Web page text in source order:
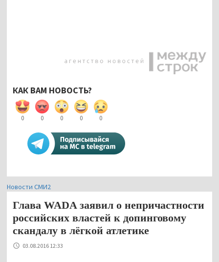
КАК ВАМ НОВОСТЬ?
0 0 0 0 0
Новости СМИ2
Глава WADA заявил о непричастности
российских властей к допинговому
скандалу в лёгкой атлетике
03.08.2016 12:33